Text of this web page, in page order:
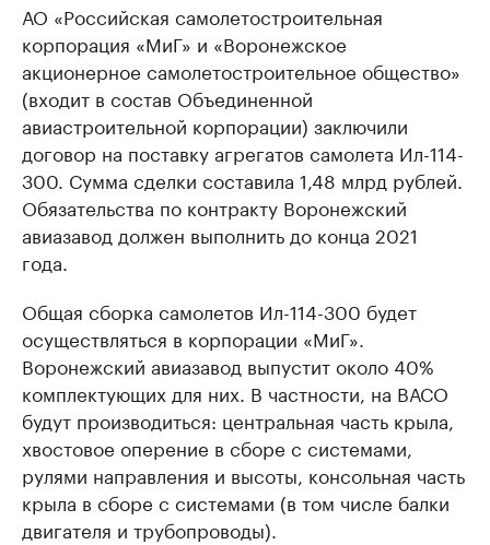
АО «Российская самолетостроительная
корпорация «МиГ» и «Воронежское
акционерное самолетостроительное общество»
(входит в состав Объединенной
авиастроительной корпорации) заключили
договор на поставку агрегатов самолета Ил-114-
300. Сумма сделки составила 1,48 млрд рублей.
Обязательства по контракту Воронежский
авиазавод должен выполнить до конца 2021
года.
Общая сборка самолетов Ил-114-300 будет
осуществляться в корпорации «МиГ».
Воронежский авиазавод выпустит около 40%
комплектующих для них. В частности, на ВАСО
будут производиться: центральная часть крыла,
хвостовое оперение в сборе с системами,
рулями направления и высоты, консольная часть
крыла в сборе с системами (в том числе балки
двигателя и трубопроводы).